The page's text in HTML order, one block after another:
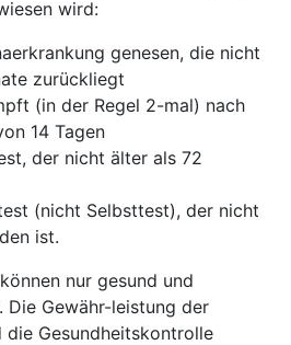
wird:
genesen, die nicht
zurückliegt
(in der Regel 2-mal) nach
14 Tagen
der nicht älter als 72
(nicht Selbsttest), der nicht
ist.
nur gesund und
Die Gewähr-leistung der
die Gesundheitskontrolle